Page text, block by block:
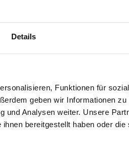
Details
Funktionen für
geben wir Informationen
und Analysen weiter. Unsere
bereitgestellt haben oder